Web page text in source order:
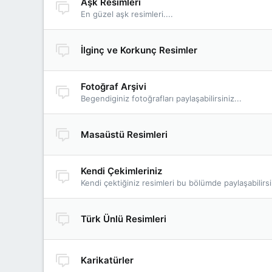
En güzel aşk resimleri....
İlginç ve Korkunç Resimler
Fotoğraf Arşivi
Begendiginiz fotoğrafları paylaşabilirsiniz...
Masaüstü Resimleri
Kendi Çekimleriniz
Kendi çektiğiniz resimleri bu bölümde
Türk Ünlü Resimleri
Karikatürler